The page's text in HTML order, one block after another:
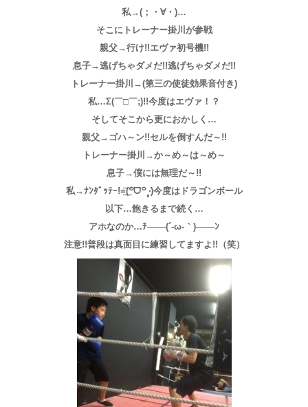
私→(；・∀・)…
そこにトレーナー掛川が参戦
親父→行け!!エヴァ初号機!!
息子→逃げちゃダメだ!!逃げちゃダメだ!!
トレーナー掛川→(第三の使徒効果音付き)
私…Σ(￣□￣;)!!今度はエヴァ！？
そしてそこから更におかしく…
親父→ゴハ～ン!!セルを倒すんだ～!!
トレーナー掛川→か～め～は～め～
息子→僕には無理だ～!!
私→ﾅﾝﾀﾞｯﾃｰ!=͟͟͞͞(꒪ᗜ꒪ ‧̣̥̇)今度はドラゴンボール
以下…飽きるまで続く…
アホなのか…ﾁ───(´-ω-｀)───ﾝ
注意!!普段は真面目に練習してますよ!!（笑）